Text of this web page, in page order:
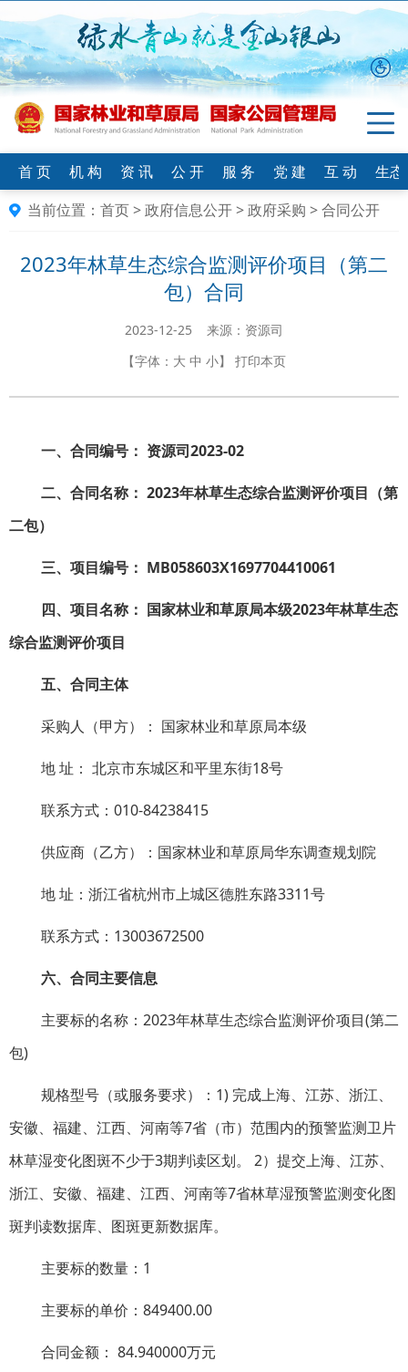
首 页 机 构 资 讯 公 开 服 务 党 建 互 动
生
当前位置： 首页>政府信息公开>政府采购 >合同公开
2023年林草生态综合监测评价项目（第二
包）合同
2023-12-25 来源：资源司
【字体： 大 中 小】 打印本页
一、合同编号： 资源司2023-02
二、合同名称： 2023年林草生态综合监测评价项目（第
二包）
三、项目编号： MB058603X1697704410061
四、项目名称： 国家林业和草原局本级2023年林草生态
综合监测评价项目
五、合同主体
采购人（甲方）： 国家林业和草原局本级
地 址： 北京市东城区和平里东街18号
联系方式：010-84238415
供应商（乙方）：国家林业和草原局华东调查规划院
地 址：浙江省杭州市上城区德胜东路3311号
联系方式：13003672500
六、合同主要信息
主要标的名称：2023年林草生态综合监测评价项目(第二
包)
规格型号（或服务要求）：1) 完成上海、江苏、浙江、
安徽、福建、江西、河南等7省（市）范围内的预警监测卫片
林草湿变化图斑不少于3期判读区划。 2）提交上海、江苏、
浙江、安徽、福建、江西、河南等7省林草湿预警监测变化图
斑判读数据库、图斑更新数据库。
主要标的数量：1
主要标的单价：849400.00
合同金额： 84.940000万元